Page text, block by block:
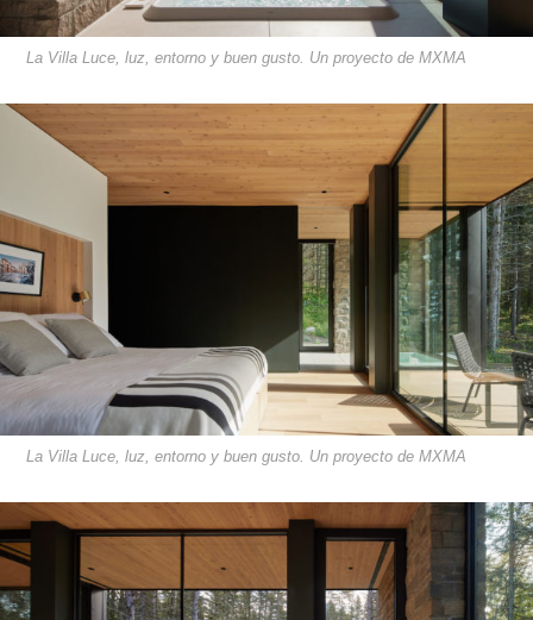
La Villa Luce, luz, entorno y buen gusto. Un proyecto de MXMA
La Villa Luce, luz, entorno y buen gusto. Un proyecto de MXMA